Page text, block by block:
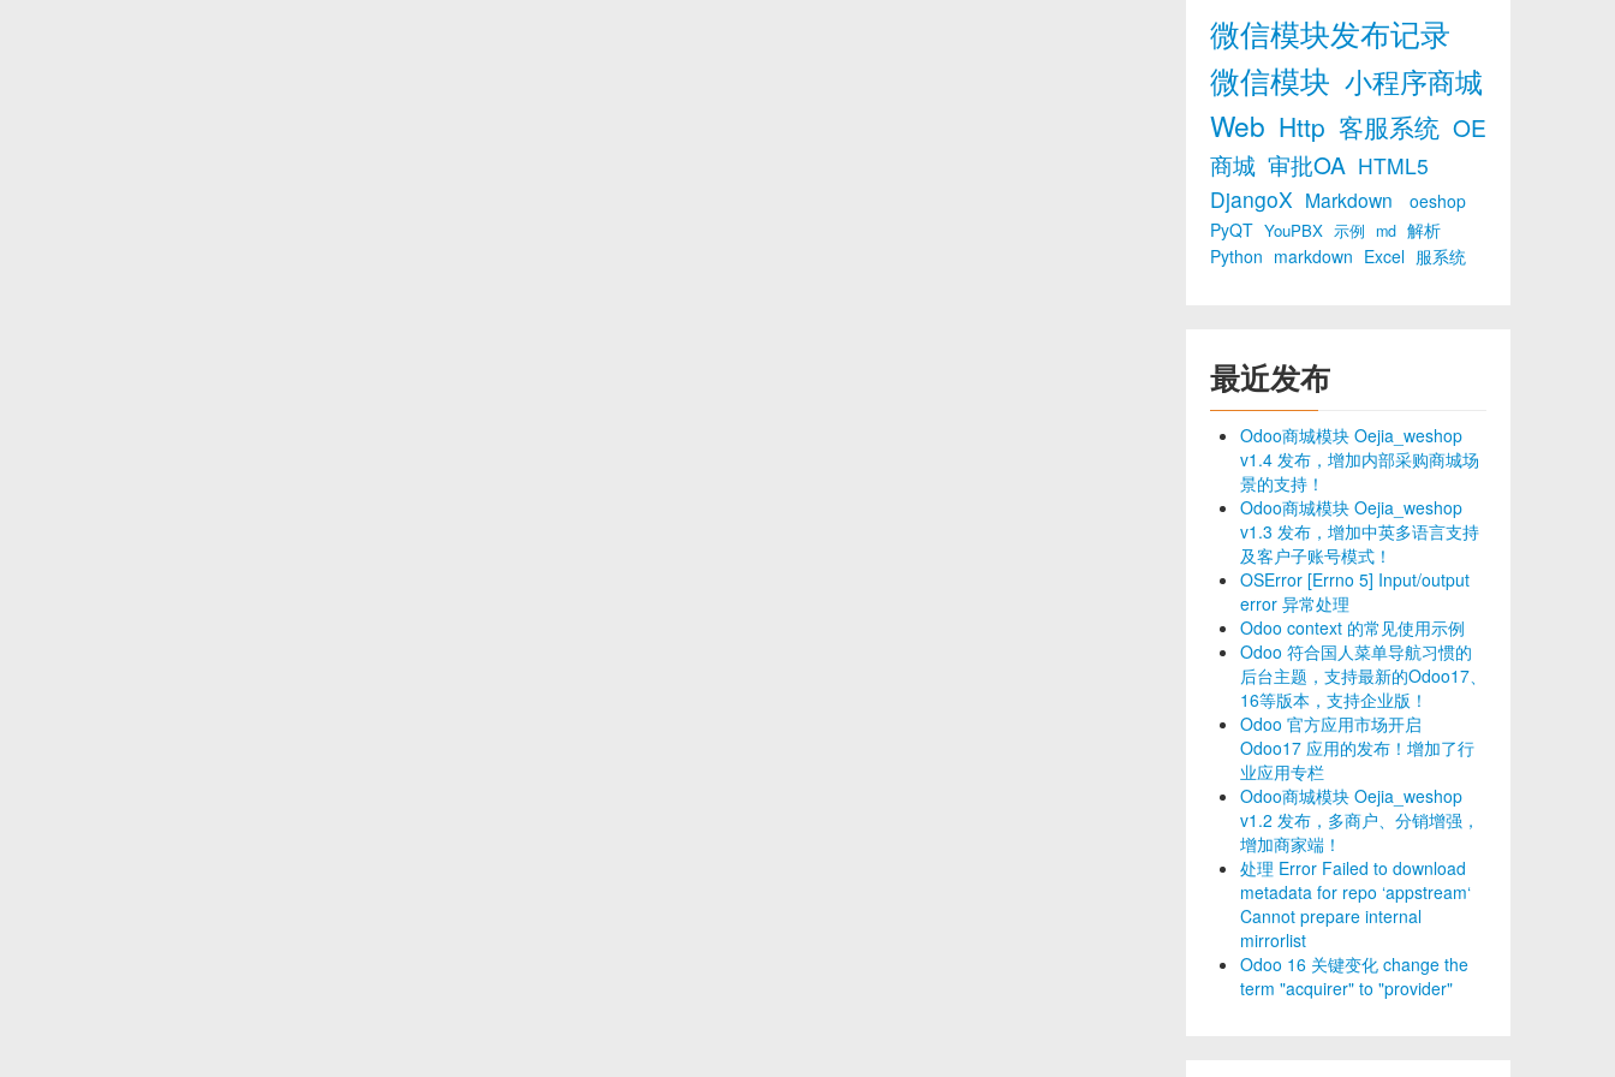
微信模块发布记录
微信模块 小程序商城
Web Http 客服系统 OE
商城 审批OA HTML5
DjangoX Markdown
oeshop
PyQT YouPBX 示例 md 解析
Python markdown Excel 服系统
最近发布
Odoo商城模块 Oejia_weshop
v1.4 发布，增加内部采购商城场
景的支持！
Odoo商城模块 Oejia_weshop
v1.3 发布，增加中英多语言支持
及客户子账号模式！
OSError [Errno 5] Input/output
error 异常处理
Odoo context 的常见使用示例
Odoo 符合国人菜单导航习惯的
后台主题，支持最新的Odoo17、
16等版本，支持企业版！
Odoo 官方应用市场开启
Odoo17 应用的发布！增加了行
业应用专栏
Odoo商城模块 Oejia_weshop
v1.2 发布，多商户、分销增强，
增加商家端！
处理 Error Failed to download
metadata for repo ‘appstream‘
Cannot prepare internal
mirrorlist
Odoo 16 关键变化 change the
term "acquirer" to "provider"